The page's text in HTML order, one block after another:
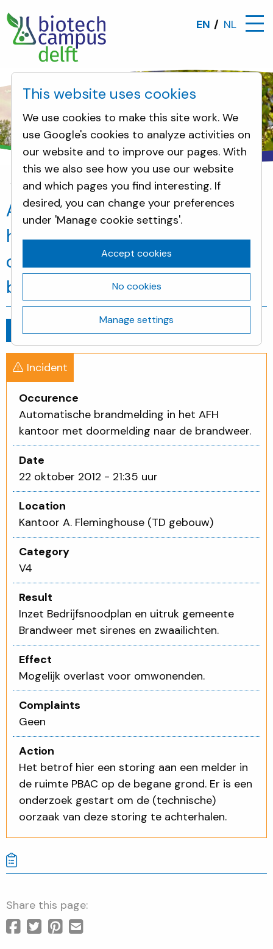
EN NL
Incidents
Automatische brandmelding in
het AFH kantoor met
doormelding naar de
brandweer.
Incident
Occurence
Automatische brandmelding in het AFH
kantoor met doormelding naar de brandweer.
Date
22 oktober 2012 - 21:35 uur
Location
Kantoor A. Fleminghouse (TD gebouw)
Category
V4
Result
Inzet Bedrijfsnoodplan en uitruk gemeente
Brandweer met sirenes en zwaailichten.
Effect
Mogelijk overlast voor omwonenden.
Complaints
Geen
Action
Het betrof hier een storing aan een melder in
de ruimte PBAC op de begane grond. Er is een
onderzoek gestart om de (technische)
oorzaak van deze storing te achterhalen.
Share this page:
This website uses cookies
We use cookies to make this site work. We
use Google's cookies to analyze activities on
our website and to improve our pages. With
this we also see how you use our website
and which pages you find interesting. If
desired, you can change your preferences
under 'Manage cookie settings'.
Accept cookies
No cookies
Manage settings